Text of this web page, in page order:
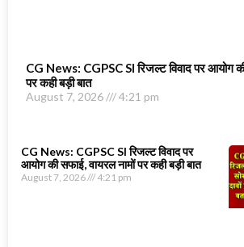
CG News: CGPSC SI रिजल्ट विवाद पर आयोग
पर कही बड़ी बात
August 7, 2026 4:21 pm
CG News: CGPSC SI रिजल्ट विवाद पर
आयोग की सफाई, वायरल नामों पर कही बड़ी बात
August 7, 2026 4:21 pm